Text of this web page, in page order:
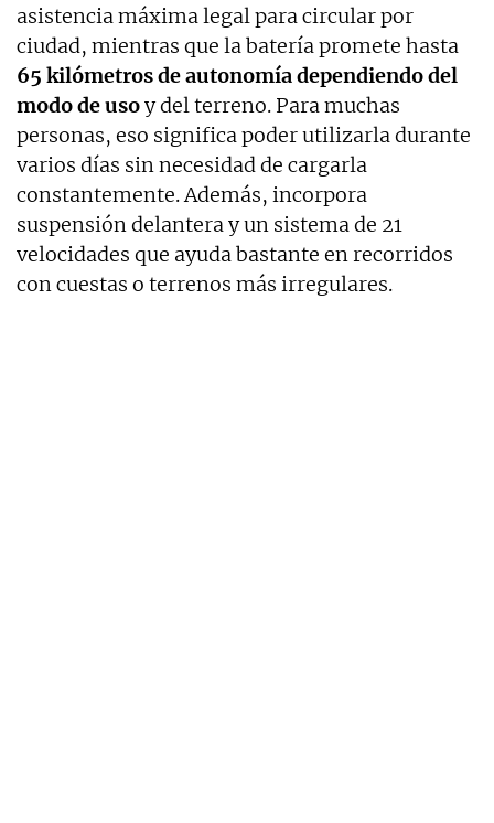
asistencia máxima legal para circular por
ciudad, mientras que la batería promete hasta
65 kilómetros de autonomía dependiendo del
modo de usoy del terreno. Para muchas
personas, eso significa poder utilizarla durante
varios días sin necesidad de cargarla
constantemente. Además, incorpora
suspensión delantera y un sistema de 21
velocidades que ayuda bastante en recorridos
con cuestas o terrenos más irregulares.